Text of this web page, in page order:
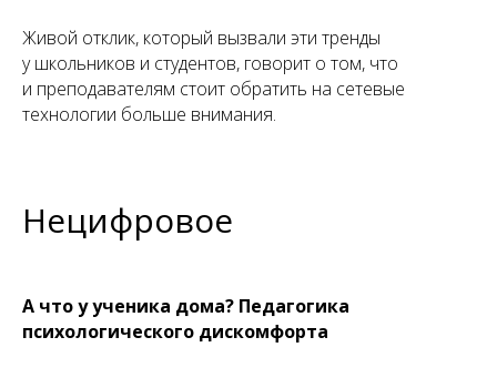
Живой отклик, который вызвали эти тренды
у школьников и студентов, говорит о том, что
и преподавателям стоит обратить на сетевые
технологии больше внимания.
Нецифровое
А что у ученика дома? Педагогика
психологического дискомфорта